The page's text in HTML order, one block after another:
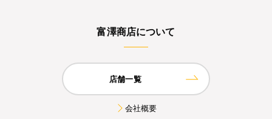
富澤商店について
店舗一覧
会社概要